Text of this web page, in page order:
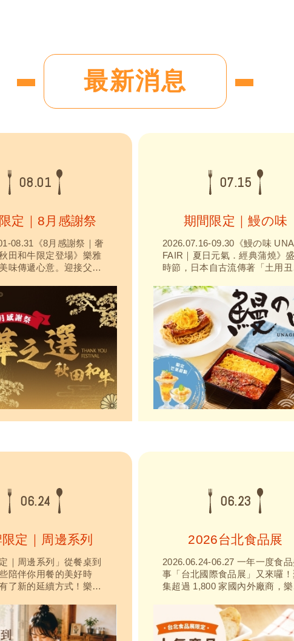
最新消息
08.01
定｜8月感謝祭
08.31《8月感謝祭｜奢
田和牛限定登場》樂雅
味傳遞心意。迎接父親
烤豬肋排、指定主食、
冰淇淋三重奏，與最重
享一桌豐盛美味。 同
樂限定店舖攜手日本秋田
稀的 A5等級黑毛和牛，
07.15
期間限定｜鰻の味
2026.07.16-09.30《鰻の味
FAIR｜夏日元氣．經典蒲燒》
時節，日本自古流傳著「土用丑
日品嚐蒲燒鰻魚，能補充元氣、
接盛夏活力。樂雅樂延續源自
家庭餐廳的飲食精神，嚴選台
業養殖的日本白鰻，承襲經典
蒲燒工法，反覆刷上特製醬汁
火...
06.24
定｜周邊系列
｜周邊系列」從餐桌到
陪伴你用餐的美好時
了新的延續方式！樂雅
度帶進生活裡。無論是享
餐盤、通勤路上的隨行
門的帆布袋，或點亮角
06.23
2026台北食品展
2026.06.24-06.27 一年一度食品
事「台北國際食品展」又來囉！
集超過 1,800 家國內外廠商，樂
在」專屬優惠！推出人氣咖哩
多款冷凍美食，讓你在家輕鬆
快速上桌享用！現場還有主廚